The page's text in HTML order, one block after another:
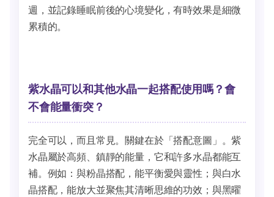
週，並記錄睡眠前後的心境變化，有時效果是細微
累積的。
紫水晶可以和其他水晶一起搭配使用嗎？會
不會能量衝突？
完全可以，而且常見。關鍵在於「搭配意圖」。紫
水晶屬於高頻、鎮靜的能量，它和許多水晶都能互
補。例如：與粉晶搭配，能平衡愛與靈性；與白水
晶搭配，能放大並聚焦其清晰思維的功效；與黑曜